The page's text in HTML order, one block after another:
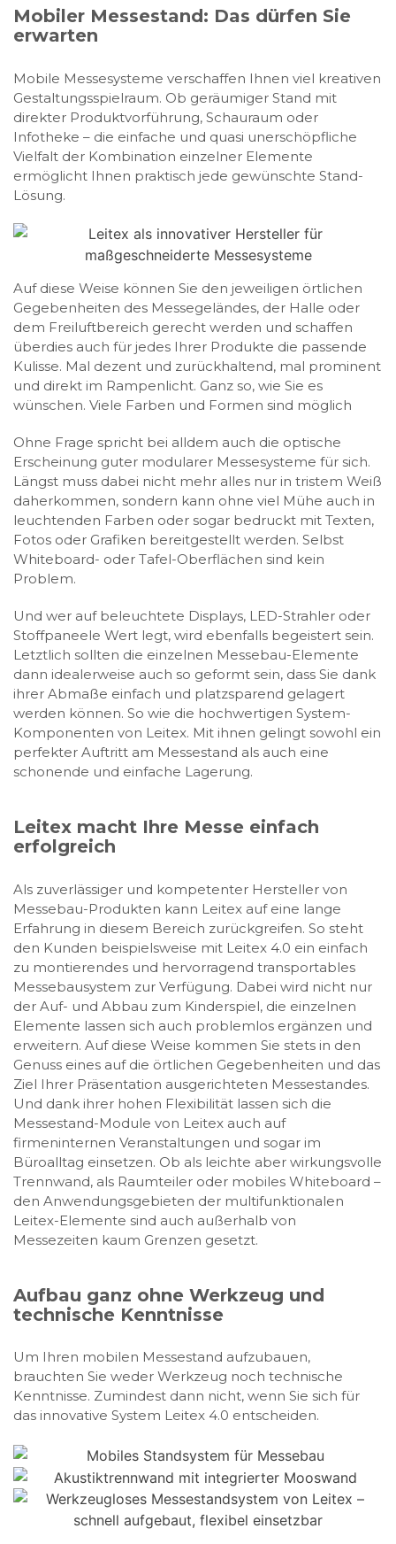
Mobiler Messestand: Das dürfen Sie
erwarten
Mobile Messesysteme verschaffen Ihnen viel kreativen
Gestaltungsspielraum. Ob geräumiger Stand mit
direkter Produktvorführung, Schauraum oder
Infotheke – die einfache und quasi unerschöpfliche
Vielfalt der Kombination einzelner Elemente
ermöglicht Ihnen praktisch jede gewünschte Stand-
Lösung.
Auf diese Weise können Sie den jeweiligen örtlichen
Gegebenheiten des Messegeländes, der Halle oder
dem Freiluftbereich gerecht werden und schaffen
überdies auch für jedes Ihrer Produkte die passende
Kulisse. Mal dezent und zurückhaltend, mal prominent
und direkt im Rampenlicht. Ganz so, wie Sie es
wünschen. Viele Farben und Formen sind möglich
Ohne Frage spricht bei alldem auch die optische
Erscheinung guter modularer Messesysteme für sich.
Längst muss dabei nicht mehr alles nur in tristem Weiß
daherkommen, sondern kann ohne viel Mühe auch in
leuchtenden Farben oder sogar bedruckt mit Texten,
Fotos oder Grafiken bereitgestellt werden. Selbst
Whiteboard- oder Tafel-Oberflächen sind kein
Problem.
Und wer auf beleuchtete Displays, LED-Strahler oder
Stoffpaneele Wert legt, wird ebenfalls begeistert sein.
Letztlich sollten die einzelnen Messebau-Elemente
dann idealerweise auch so geformt sein, dass Sie dank
ihrer Abmaße einfach und platzsparend gelagert
werden können. So wie die hochwertigen System-
Komponenten von Leitex. Mit ihnen gelingt sowohl ein
perfekter Auftritt am Messestand als auch eine
schonende und einfache Lagerung.
Leitex macht Ihre Messe einfach
erfolgreich
Als zuverlässiger und kompetenter Hersteller von
Messebau-Produkten kann Leitex auf eine lange
Erfahrung in diesem Bereich zurückgreifen. So steht
den Kunden beispielsweise mit Leitex 4.0 ein einfach
zu montierendes und hervorragend transportables
Messebausystem zur Verfügung. Dabei wird nicht nur
der Auf- und Abbau zum Kinderspiel, die einzelnen
Elemente lassen sich auch problemlos ergänzen und
erweitern. Auf diese Weise kommen Sie stets in den
Genuss eines auf die örtlichen Gegebenheiten und das
Ziel Ihrer Präsentation ausgerichteten Messestandes.
Und dank ihrer hohen Flexibilität lassen sich die
Messestand-Module von Leitex auch auf
firmeninternen Veranstaltungen und sogar im
Büroalltag einsetzen. Ob als leichte aber wirkungsvolle
Trennwand, als Raumteiler oder mobiles Whiteboard –
den Anwendungsgebieten der multifunktionalen
Leitex-Elemente sind auch außerhalb von
Messezeiten kaum Grenzen gesetzt.
Aufbau ganz ohne Werkzeug und
technische Kenntnisse
Um Ihren mobilen Messestand aufzubauen,
brauchten Sie weder Werkzeug noch technische
Kenntnisse. Zumindest dann nicht, wenn Sie sich für
das innovative System Leitex 4.0 entscheiden.